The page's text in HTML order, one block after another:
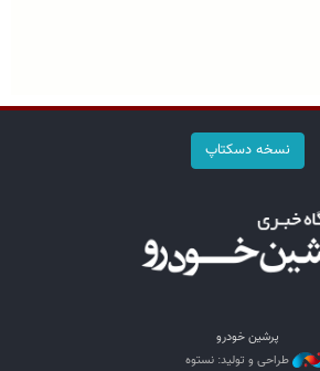
نسخه دسکتاپ
پرشین خودرو
طراحی و تولید: نستوه